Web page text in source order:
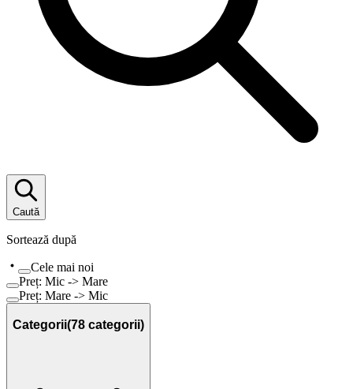
Caută
Sortează după
Cele mai noi
Preț: Mic -> Mare
Preț: Mare -> Mic
Categorii(78 categorii)